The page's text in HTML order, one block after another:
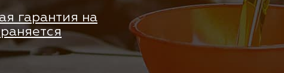
гарантия на